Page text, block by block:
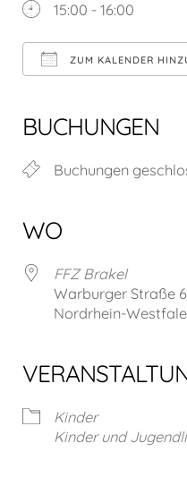
15:00 - 16:00
ZUM KALENDER
BUCHUNGEN
Buchungen
WO
FFZ Brakel
Warburger Straße
Nordrhein-
Kinder
Kinder und